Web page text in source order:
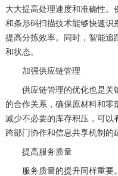
大大提高处理速度和准确性。
和条形码扫描技术能够快速识
提高分拣效率。同时，智能追
和状态。
加强供应链管理
供应链管理的优化也是关
的合作关系，确保原材料和零
减少不必要的库存积压，可以
跨部门协作和信息共享机制的
提高服务质量
服务质量的提升同样重要